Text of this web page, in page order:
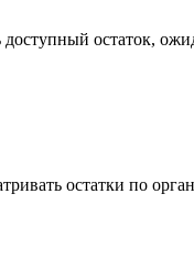
остаток,
остатки по